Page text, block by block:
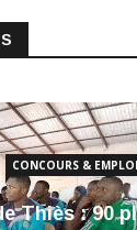
CONCOURS & EMPLOI
Thiès : 90